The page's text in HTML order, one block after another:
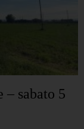
sabato 5